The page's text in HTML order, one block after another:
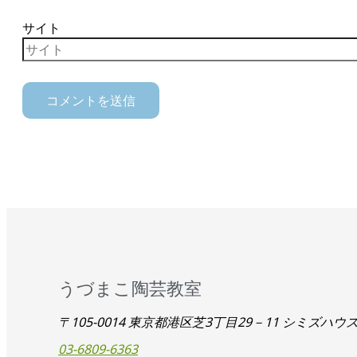
サイト
うづまこ陶芸教室
〒105-0014 東京都港区芝3丁目29－11 シミズハウ
03-6809-6363